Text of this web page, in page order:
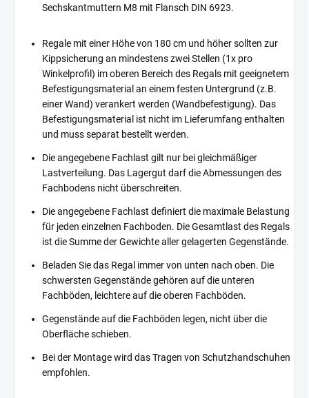
Sechskantmuttern M8 mit Flansch DIN 6923.
Regale mit einer Höhe von 180 cm und höher sollten zur
Kippsicherung an mindestens zwei Stellen (1x pro
Winkelprofil) im oberen Bereich des Regals mit geeignetem
Befestigungsmaterial an einem festen Untergrund (z.B.
einer Wand) verankert werden (Wandbefestigung). Das
Befestigungsmaterial ist nicht im Lieferumfang enthalten
und muss separat bestellt werden.
Die angegebene Fachlast gilt nur bei gleichmäßiger
Lastverteilung. Das Lagergut darf die Abmessungen des
Fachbodens nicht überschreiten.
Die angegebene Fachlast definiert die maximale Belastung
für jeden einzelnen Fachboden. Die Gesamtlast des Regals
ist die Summe der Gewichte aller gelagerten Gegenstände.
Beladen Sie das Regal immer von unten nach oben. Die
schwersten Gegenstände gehören auf die unteren
Fachböden, leichtere auf die oberen Fachböden.
Gegenstände auf die Fachböden legen, nicht über die
Oberfläche schieben.
Bei der Montage wird das Tragen von Schutzhandschuhen
empfohlen.